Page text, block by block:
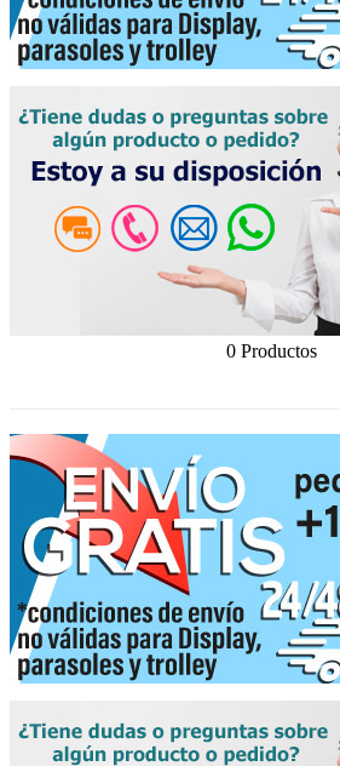
0 Productos